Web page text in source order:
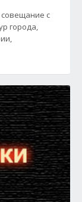
с
города,